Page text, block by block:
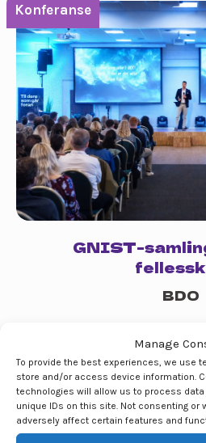
Manage
To provide the best experiences, we use
store and/or access device information.
technologies will allow us to process
unique IDs on this site. Not consenting or
adversely affect certain features and
Konferanse
GNIST-
BDO
Konferanse